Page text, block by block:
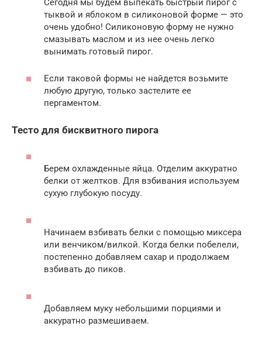
Сегодня мы будем выпекать быстрый пирог с
тыквой и яблоком в силиконовой форме — это
очень удобно! Силиконовую форму не нужно
смазывать маслом и из нее очень легко
вынимать готовый пирог.
Если таковой формы не найдется возьмите
любую другую, только застелите ее
пергаментом.
Тесто для бисквитного пирога
Берем охлажденные яйца. Отделим аккуратно
белки от желтков. Для взбивания используем
сухую глубокую посуду.
Начинаем взбивать белки с помощью миксера
или венчиком/вилкой. Когда белки побелели,
постепенно добавляем сахар и продолжаем
взбивать до пиков.
Добавляем муку небольшими порциями и
аккуратно размешиваем.